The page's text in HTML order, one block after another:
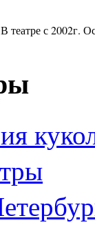
театре с 2002г.